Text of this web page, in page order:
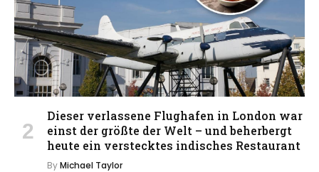
Dieser verlassene Flughafen in London war
einst der größte der Welt – und beherbergt
heute ein verstecktes indisches Restaurant
ByMichael Taylor